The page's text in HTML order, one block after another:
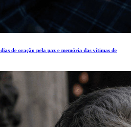
de oração pela paz e memória das vítimas de